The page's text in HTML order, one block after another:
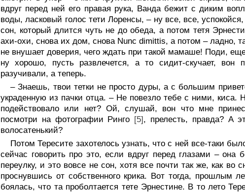
вдруг перед ней его правая рука, Ванда бежит с диким
воды, ласковый голос тети Лоренсы, – ну все, все,
сон, который длится чуть не до обеда, а потом тетя
ахи-охи, снова их дом, снова Nunc dimittis, a потом – ладно,
не внушает доверия, чего ждать при такой мамаше! Поди,
ну хорошо, пусть развлечется, а то сидит-скучает,
разучивали, а теперь.
– Знаешь, твои тетки не просто дуры, а с большим
украденную из пачки отца. – Не повезло тебе с ними,
подействовало или нет? Ой, слушай, вон что мне
посмотри на фотографии Ринго [5], прелесть, правда? А
волосатенький?
Потом Тересите захотелось узнать, что с ней все-таки
сейчас говорить про это, если вдруг перед глазами – она
переулку, и это вовсе не сон, хотя все почти так же, как во
проснувшись от собственного крика. Вот тогда, прошлым
боялась, что та проболтается тете Эрнестине. В то лето